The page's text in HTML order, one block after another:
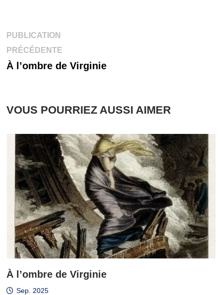
Navigation
de
l’article
PUBLICATION
PRÉCÉDENTEPublication
précédente :
À l’ombre de Virginie
VOUS POURRIEZ AUSSI AIMER
À l’ombre de Virginie
Sep. 2025